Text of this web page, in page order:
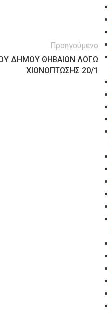
Προηγούμενο
ΔΗΜΟΥ ΘΗΒΑΙΩΝ ΛΟΓΩ
ΧΙΟΝΟΠΤΩΣΗΣ 20/1